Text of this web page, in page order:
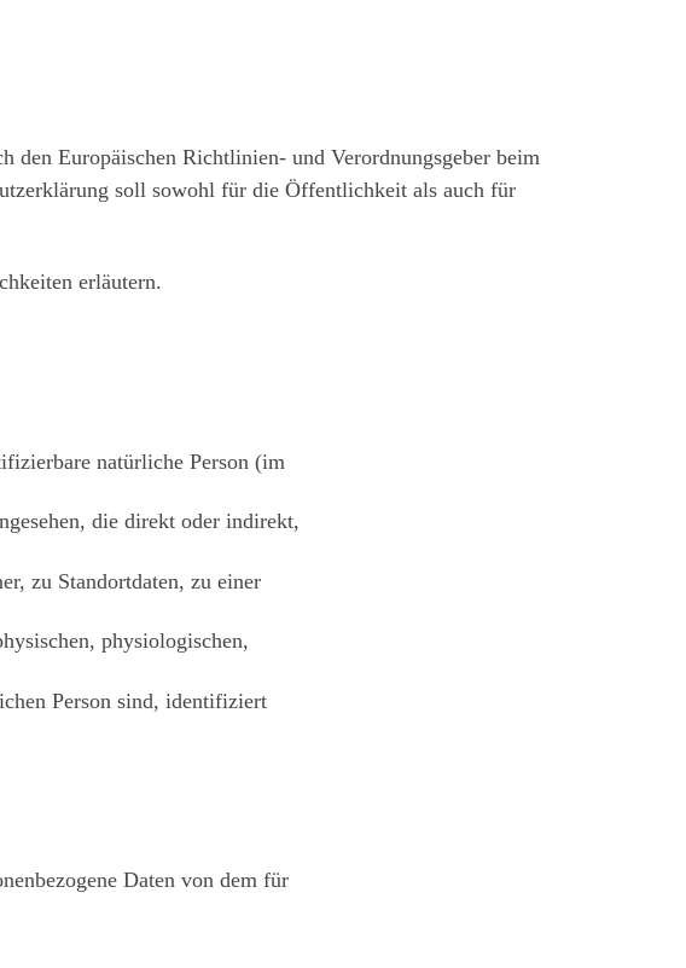
Europäischen Richtlinien- und Verordnungsgeber beim
soll sowohl für die Öffentlichkeit als auch für
erläutern.
natürliche Person (im
die direkt oder indirekt,
zu Standortdaten, zu einer
physiologischen,
Person sind, identifiziert
Daten von dem für